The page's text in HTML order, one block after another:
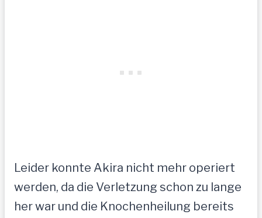
Leider konnte Akira nicht mehr operiert
werden, da die Verletzung schon zu lange
her war und die Knochenheilung bereits